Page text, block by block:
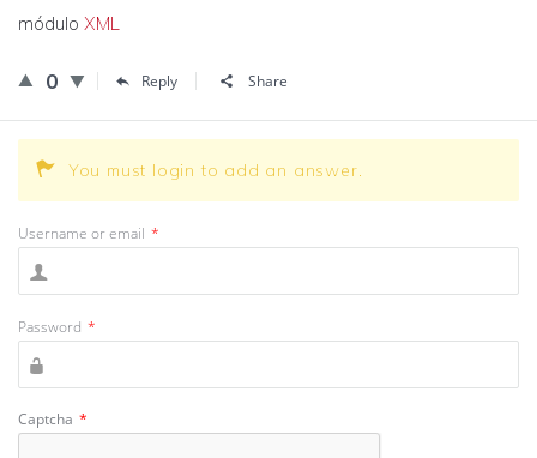
módulo XML
0 Reply Share
You must login to add an answer.
Username or email *
Password *
Captcha *